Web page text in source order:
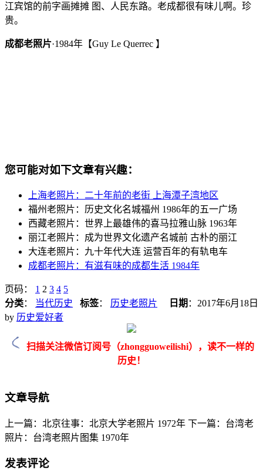
江宾馆的前字画摊摊 图、人民东路。老成都很有味儿啊。珍
贵。
成都老照片·1984年【Guy Le Querrec 】
您可能对如下文章有兴趣：
上海老照片：二十年前的老街 上海潭子湾地区
福州老照片：历史文化名城福州 1986年的五一广场
西藏老照片：世界上最雄伟的喜马拉雅山脉 1963年
丽江老照片：成为世界文化遗产名城前 古朴的丽江
大连老照片：九十年代大连 运营百年的有轨电车
成都老照片：有滋有味的成都生活 1984年
页码： 1 2 3 4 5
分类： 当代历史 标签： 历史老照片 日期 ： 2017年6月18日
by 历史爱好者
扫描关注微信订阅号（zhongguoweilishi），读不一样的
历史！
文章导航
上一篇：北京往事：北京大学老照片 1972年 下一篇：台湾老
照片：台湾老照片图集 1970年
发表评论